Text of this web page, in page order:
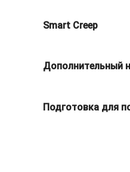
Smart Creep
Дополнительный
Подготовка для